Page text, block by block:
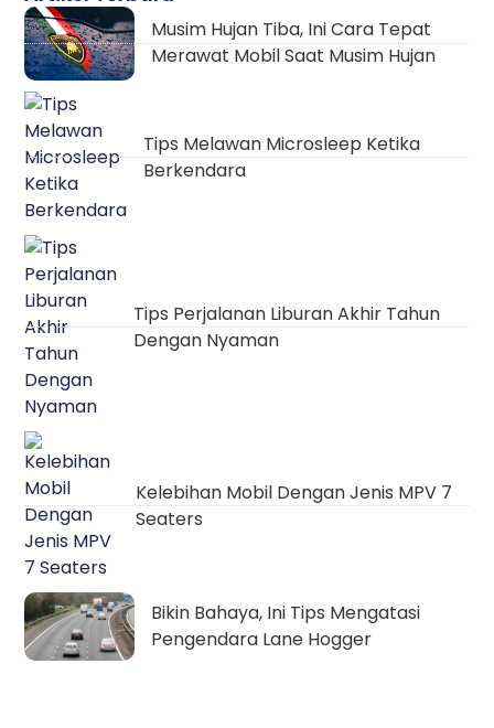
Musim Hujan Tiba, Ini Cara Tepat
Merawat Mobil Saat Musim Hujan
Tips Melawan Microsleep Ketika
Berkendara
Tips Perjalanan Liburan Akhir Tahun
Dengan Nyaman
Kelebihan Mobil Dengan Jenis MPV 7
Seaters
Bikin Bahaya, Ini Tips Mengatasi
Pengendara Lane Hogger